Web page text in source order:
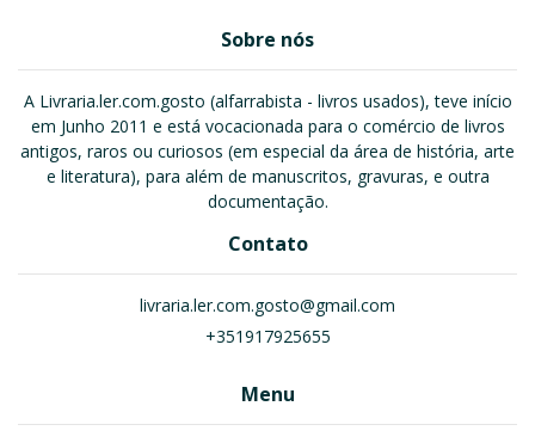
Sobre nós
A Livraria.ler.com.gosto (alfarrabista - livros usados), teve início
em Junho 2011 e está vocacionada para o comércio de livros
antigos, raros ou curiosos (em especial da área de história, arte
e literatura), para além de manuscritos, gravuras, e outra
documentação.
Contato
livraria.ler.com.gosto@gmail.com
+351917925655
Menu